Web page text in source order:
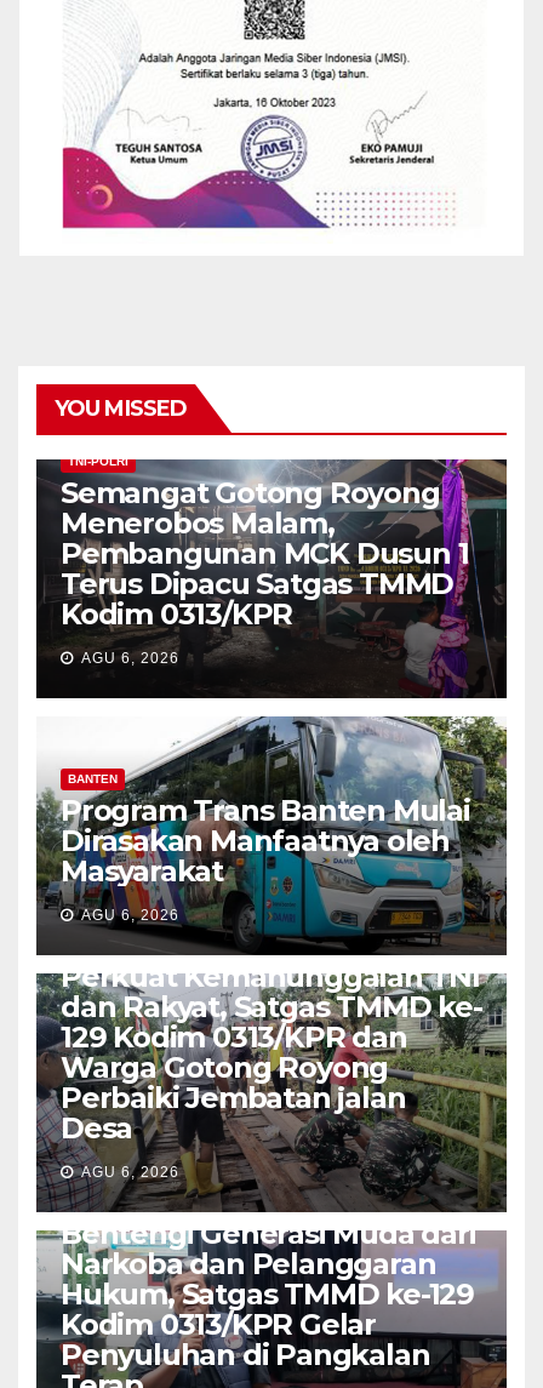
YOU MISSED
TNI-POLRI
Semangat Gotong Royong
Menerobos Malam,
Pembangunan MCK Dusun 1
Terus Dipacu Satgas TMMD
Kodim 0313/KPR
AGU 6, 2026
BANTEN
Program Trans Banten Mulai
Dirasakan Manfaatnya oleh
Masyarakat
AGU 6, 2026
Perkuat Kemanunggalan TNI
dan Rakyat, Satgas TMMD ke-
129 Kodim 0313/KPR dan
Warga Gotong Royong
Perbaiki Jembatan jalan
Desa
AGU 6, 2026
SUMATERA
Bentengi Generasi Muda dari
Narkoba dan Pelanggaran
Hukum, Satgas TMMD ke-129
Kodim 0313/KPR Gelar
Penyuluhan di Pangkalan